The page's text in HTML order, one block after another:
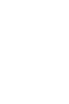
生じる